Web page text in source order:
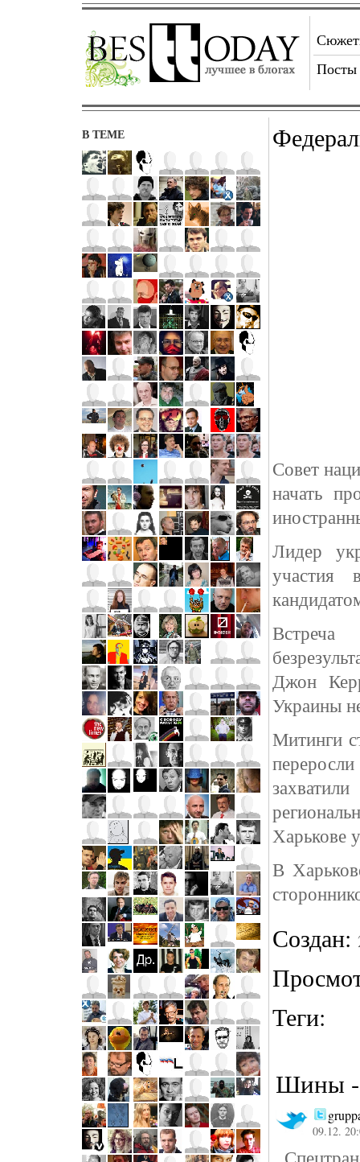
Посты
В ТЕМЕ
Совет
начать
Лидер
участия
Джон
Украины
Митинги
Харькове
В
Создан:
Теги:
Шины -
09.12.